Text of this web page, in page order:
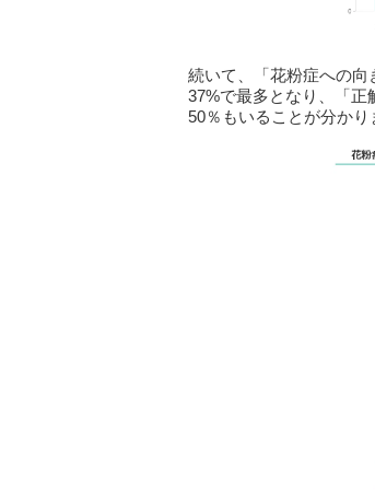
続いて、「花粉症への
37%で最多となり、「
50％もいることが分かり